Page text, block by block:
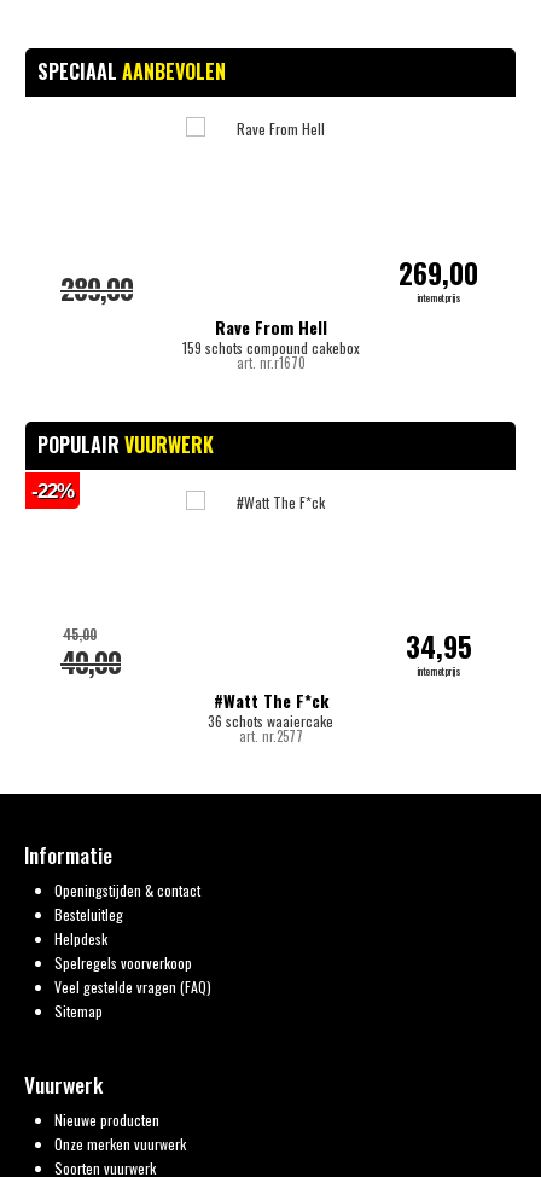
SPECIAAL AANBEVOLEN
Rave From Hell
159 schots compound cakebox
art. nr.r1670
289,00 269,00
internetprijs
POPULAIR VUURWERK
#Watt The F*ck
36 schots waaiercake
art. nr.2577
40,00
45,00 34,95
internetprijs
-22%
Informatie
Openingstijden & contact
Besteluitleg
Helpdesk
Spelregels voorverkoop
Veel gestelde vragen (FAQ)
Sitemap
Vuurwerk
Nieuwe producten
Onze merken vuurwerk
Soorten vuurwerk